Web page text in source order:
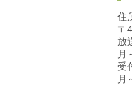
住
〒
放
月
受
月